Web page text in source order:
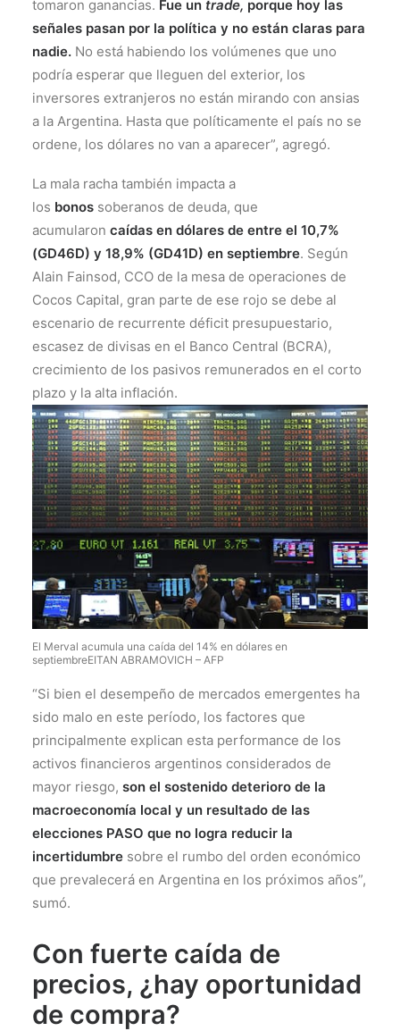
tomaron ganancias. Fue un trade, porque hoy las
señales pasan por la política y no están claras para
nadie. No está habiendo los volúmenes que uno
podría esperar que lleguen del exterior, los
inversores extranjeros no están mirando con ansias
a la Argentina. Hasta que políticamente el país no se
ordene, los dólares no van a aparecer”, agregó.
La mala racha también impacta a
los bonos soberanos de deuda, que
acumularon caídas en dólares de entre el 10,7%
(GD46D) y 18,9% (GD41D) en septiembre. Según
Alain Fainsod, CCO de la mesa de operaciones de
Cocos Capital, gran parte de ese rojo se debe al
escenario de recurrente déficit presupuestario,
escasez de divisas en el Banco Central (BCRA),
crecimiento de los pasivos remunerados en el corto
plazo y la alta inflación.
El Merval acumula una caída del 14% en dólares en
septiembreEITAN ABRAMOVICH – AFP
“Si bien el desempeño de mercados emergentes ha
sido malo en este período, los factores que
principalmente explican esta performance de los
activos financieros argentinos considerados de
mayor riesgo, son el sostenido deterioro de la
macroeconomía local y un resultado de las
elecciones PASO que no logra reducir la
incertidumbre sobre el rumbo del orden económico
que prevalecerá en Argentina en los próximos años”,
sumó.
Con fuerte caída de
precios, ¿hay oportunidad
de compra?